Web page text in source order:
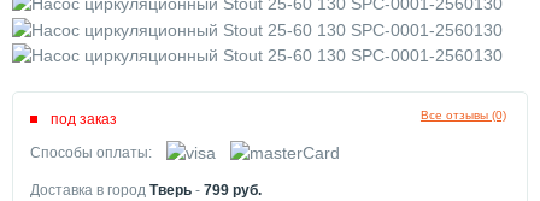
Все отзывы (0)
под заказ
Способы оплаты:
Доставка в город Тверь - 799 руб.